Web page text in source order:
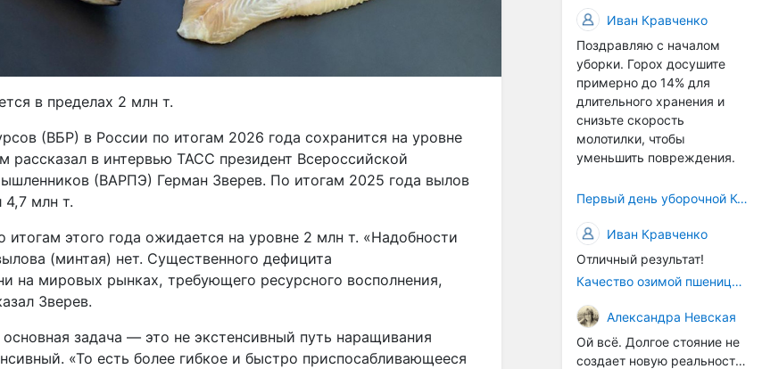
в пределах 2 млн т.
(ВБР) в России по итогам 2026 года сохранится на уровне
рассказал в интервью ТАСС президент Всероссийской
(ВАРПЭ) Герман Зверев. По итогам 2025 года вылов
4,7 млн т.
этого года ожидается на уровне 2 млн т. «Надобности
(минтая) нет. Существенного дефицита
на мировых рынках, требующего ресурсного восполнения,
Зверев.
задача — это не экстенсивный путь наращивания
«То есть более гибкое и быстро приспосабливающееся
это в рамках
существующих реалий для
людей принимающих
решения как раз хорошо,
само село окажется при
деле, да и количество
задействованных в
сельхозпоризводстве
кадров таким образом
Иван Кравченко
Поздравляю с началом
уборки. Горох досушите
примерно до 14% для
длительного хранения и
снизьте скорость
молотилки, чтобы
уменьшить повреждения.
Первый день уборочной Компании 2026🫡Считаю открытым.
Иван Кравченко
Отличный результат!
Качество озимой пшеницы 2026 год
Александра Невская
Ой всё. Долгое стояние не
создает новую реальность.